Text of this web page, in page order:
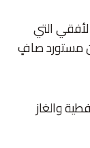
التي
مستورد صافٍ
والغاز